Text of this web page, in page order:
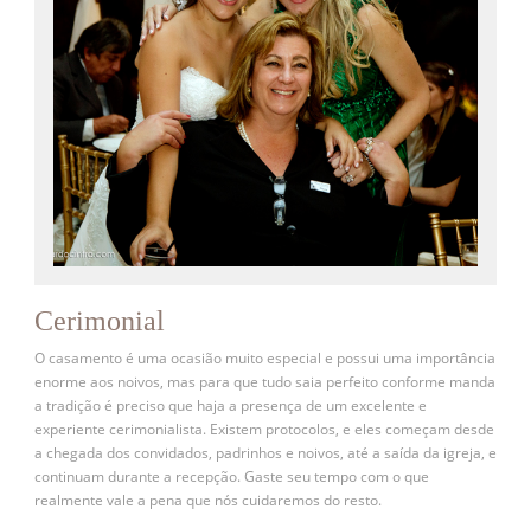
Cerimonial
O casamento é uma ocasião muito especial e possui uma importância
enorme aos noivos, mas para que tudo saia perfeito conforme manda
a tradição é preciso que haja a presença de um excelente e
experiente cerimonialista. Existem protocolos, e eles começam desde
a chegada dos convidados, padrinhos e noivos, até a saída da igreja, e
continuam durante a recepção. Gaste seu tempo com o que
realmente vale a pena que nós cuidaremos do resto.